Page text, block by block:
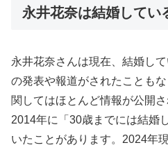
永井花奈は結婚してい
永井花奈さんは現在、結婚し
の発表や報道がされたことも
関してはほとんど情報が公開
2014年に「30歳までには結婚
いたことがあります。2024年